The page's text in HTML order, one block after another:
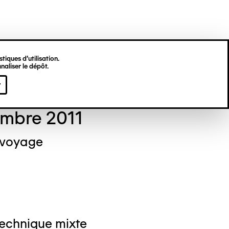
d’utilisation.
le dépôt.
NEDJAR
2011
mixte